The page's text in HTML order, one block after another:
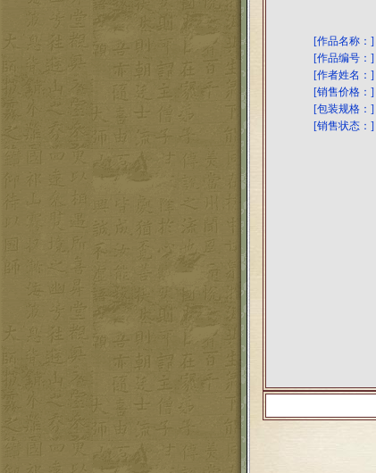
[作品名称：]
[作品编号：]
[作者姓名：]
[销售价格：]
[包装规格：]
[销售状态：]